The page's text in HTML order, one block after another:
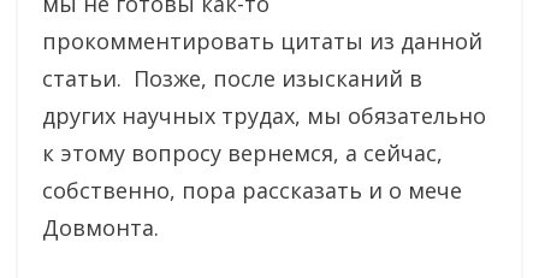
прокомментировать цитаты из данной
статьи. Позже, после изысканий в
других научных трудах, мы обязательно
к этому вопросу вернемся, а сейчас,
собственно, пора рассказать и о мече
Довмонта.